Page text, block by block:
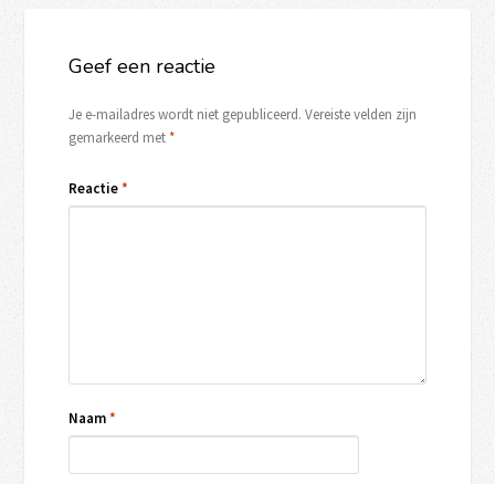
Geef een reactie
Je e-mailadres wordt niet gepubliceerd. Vereiste velden zijn
gemarkeerd met*
Reactie*
Naam*